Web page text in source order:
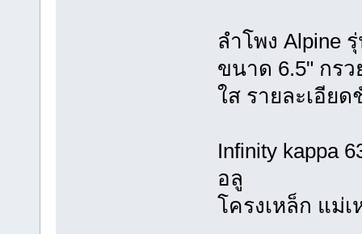
ลำโพง Alpine
ขนาด 6.5" กรว
ใส รายละเอีย
Infinity kappa
อลู
โครงเหล็ก แม่